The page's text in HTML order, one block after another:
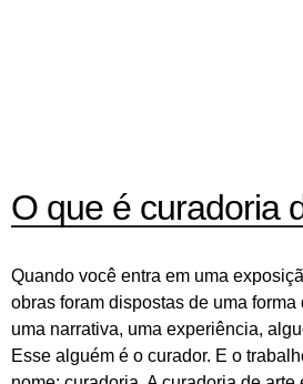
O que é curadoria
Quando você entra em uma
obras foram dispostas de uma forma
uma narrativa, uma experiência,
Esse alguém é o curador. E o